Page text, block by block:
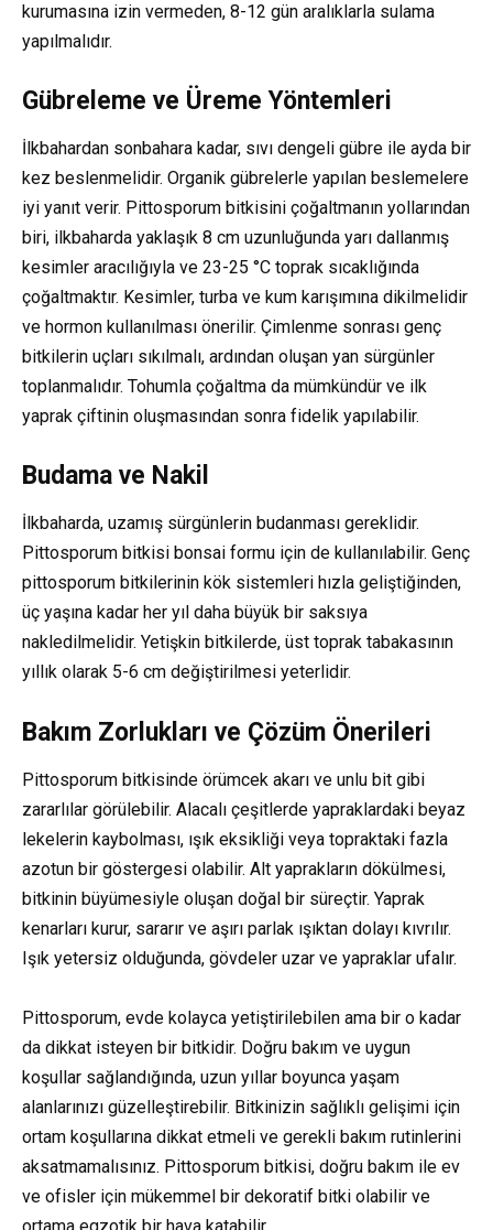
kurumasına izin vermeden, 8-12 gün aralıklarla sulama
yapılmalıdır.
Gübreleme ve Üreme Yöntemleri
İlkbahardan sonbahara kadar, sıvı dengeli gübre ile ayda bir
kez beslenmelidir. Organik gübrelerle yapılan beslemelere
iyi yanıt verir. Pittosporum bitkisini çoğaltmanın yollarından
biri, ilkbaharda yaklaşık 8 cm uzunluğunda yarı dallanmış
kesimler aracılığıyla ve 23-25 °C toprak sıcaklığında
çoğaltmaktır. Kesimler, turba ve kum karışımına dikilmelidir
ve hormon kullanılması önerilir. Çimlenme sonrası genç
bitkilerin uçları sıkılmalı, ardından oluşan yan sürgünler
toplanmalıdır. Tohumla çoğaltma da mümkündür ve ilk
yaprak çiftinin oluşmasından sonra fidelik yapılabilir.
Budama ve Nakil
İlkbaharda, uzamış sürgünlerin budanması gereklidir.
Pittosporum bitkisi bonsai formu için de kullanılabilir. Genç
pittosporum bitkilerinin kök sistemleri hızla geliştiğinden,
üç yaşına kadar her yıl daha büyük bir saksıya
nakledilmelidir. Yetişkin bitkilerde, üst toprak tabakasının
yıllık olarak 5-6 cm değiştirilmesi yeterlidir.
Bakım Zorlukları ve Çözüm Önerileri
Pittosporum bitkisinde örümcek akarı ve unlu bit gibi
zararlılar görülebilir. Alacalı çeşitlerde yapraklardaki beyaz
lekelerin kaybolması, ışık eksikliği veya topraktaki fazla
azotun bir göstergesi olabilir. Alt yaprakların dökülmesi,
bitkinin büyümesiyle oluşan doğal bir süreçtir. Yaprak
kenarları kurur, sararır ve aşırı parlak ışıktan dolayı kıvrılır.
Işık yetersiz olduğunda, gövdeler uzar ve yapraklar ufalır.
Pittosporum, evde kolayca yetiştirilebilen ama bir o kadar
da dikkat isteyen bir bitkidir. Doğru bakım ve uygun
koşullar sağlandığında, uzun yıllar boyunca yaşam
alanlarınızı güzelleştirebilir. Bitkinizin sağlıklı gelişimi için
ortam koşullarına dikkat etmeli ve gerekli bakım rutinlerini
aksatmamalısınız. Pittosporum bitkisi, doğru bakım ile ev
ve ofisler için mükemmel bir dekoratif bitki olabilir ve